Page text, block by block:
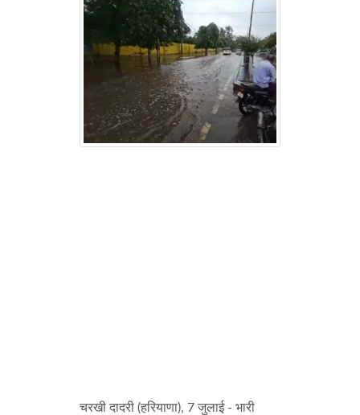
चरखी दादरी (हरियाणा), 7 जुलाई - भारी